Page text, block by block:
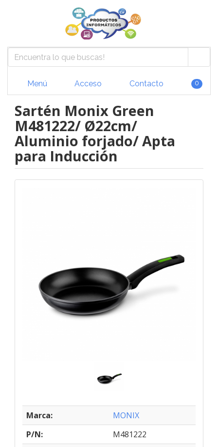
Menú Acceso Contacto 0
Sartén Monix Green
M481222/ Ø22cm/
Aluminio forjado/ Apta
para Inducción
Marca:
MONIX
P/N:
M481222